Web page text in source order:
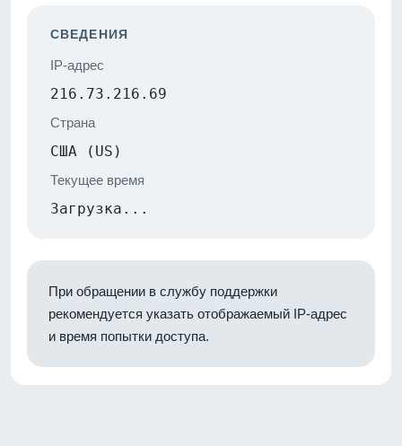
СВЕДЕНИЯ
IP-адрес
216.73.216.69
Страна
США (US)
Текущее время
Загрузка...
При обращении в службу поддержки
рекомендуется указать отображаемый IP-адрес
и время попытки доступа.